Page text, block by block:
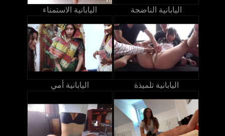
اليابانية الاستمناء اليابانية الناضجة
اليابانية أمي اليابانية تلميذة